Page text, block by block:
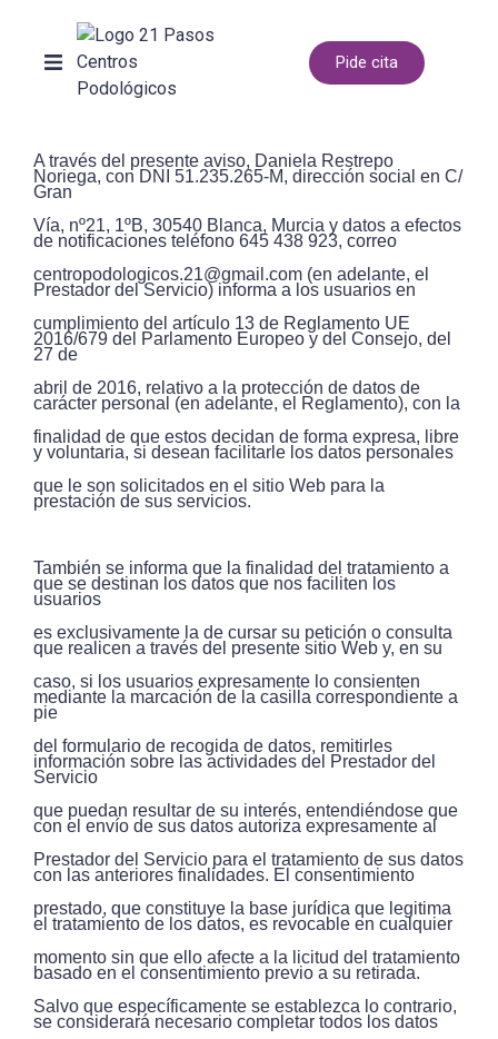
Nuestras Clínicas
Sobre nosotros
Ubicación
Pide cita
A través del presente aviso, Daniela Restrepo
Noriega, con DNI 51.235.265-M, dirección social en C/
Gran
Vía, nº21, 1ºB, 30540 Blanca, Murcia y datos a efectos
de notificaciones teléfono 645 438 923, correo
centropodologicos.21@gmail.com (en adelante, el
Prestador del Servicio) informa a los usuarios en
cumplimiento del artículo 13 de Reglamento UE
2016/679 del Parlamento Europeo y del Consejo, del
27 de
abril de 2016, relativo a la protección de datos de
carácter personal (en adelante, el Reglamento), con la
finalidad de que estos decidan de forma expresa, libre
y voluntaria, si desean facilitarle los datos personales
que le son solicitados en el sitio Web para la
prestación de sus servicios.
También se informa que la finalidad del tratamiento a
que se destinan los datos que nos faciliten los
usuarios
es exclusivamente la de cursar su petición o consulta
que realicen a través del presente sitio Web y, en su
caso, si los usuarios expresamente lo consienten
mediante la marcación de la casilla correspondiente a
pie
del formulario de recogida de datos, remitirles
información sobre las actividades del Prestador del
Servicio
que puedan resultar de su interés, entendiéndose que
con el envío de sus datos autoriza expresamente al
Prestador del Servicio para el tratamiento de sus datos
con las anteriores finalidades. El consentimiento
prestado, que constituye la base jurídica que legitima
el tratamiento de los datos, es revocable en cualquier
momento sin que ello afecte a la licitud del tratamiento
basado en el consentimiento previo a su retirada.
Salvo que específicamente se establezca lo contrario,
se considerará necesario completar todos los datos